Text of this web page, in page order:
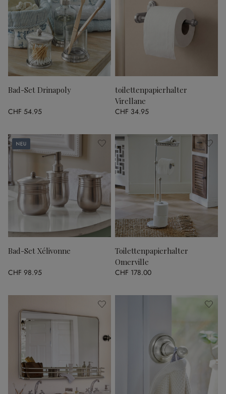
Bad-Set Drinapoly
CHF 54.95
toilettenpapierhalter
Virellane
CHF 34.95
Neu
Bad-Set Xélivonne
CHF 98.95
Toilettenpapierhalter
Omerville
CHF 178.00